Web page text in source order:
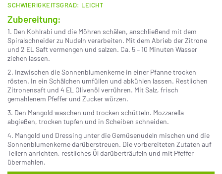
SCHWIERIGKEITSGRAD: LEICHT
Zubereitung:
1. Den Kohlrabi und die Möhren schälen, anschließend mit dem
Spiralschneider zu Nudeln verarbeiten. Mit dem Abrieb der Zitrone
und 2 EL Saft vermengen und salzen. Ca. 5 – 10 Minuten Wasser
ziehen lassen.
2. Inzwischen die Sonnenblumenkerne in einer Pfanne trocken
rösten. In ein Schälchen umfüllen und abkühlen lassen. Restlichen
Zitronensaft und 4 EL Olivenöl verrühren. Mit Salz, frisch
gemahlenem Pfeffer und Zucker würzen.
3. Den Mangold waschen und trocken schütteln. Mozzarella
abgießen, trocken tupfen und in Scheiben schneiden.
4. Mangold und Dressing unter die Gemüsenudeln mischen und die
Sonnenblumenkerne darüberstreuen. Die vorbereiteten Zutaten auf
Tellern anrichten, restliches Öl darüberträufeln und mit Pfeffer
übermahlen.